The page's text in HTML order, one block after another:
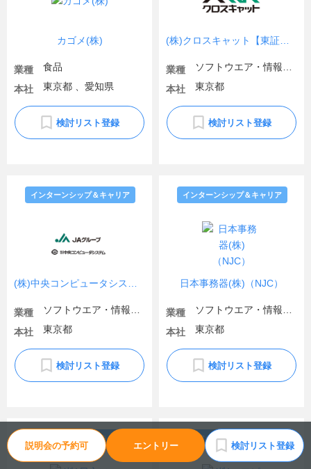
説明会の予約可 エントリー 検討リスト登録
カゴメ(株)
業種
食品
本社
東京都 、愛知県
検討リスト登録
業種
本社
東京都
検討リスト登録
インターンシップ＆キャリア
業種
本社
東京都
検討リスト登録
日本事務器(株)（NJC）
インターンシップ＆キャリア
業種
本社
東京都
検討リスト登録
インターンシップ＆キャリア インターンシップ＆キャリア